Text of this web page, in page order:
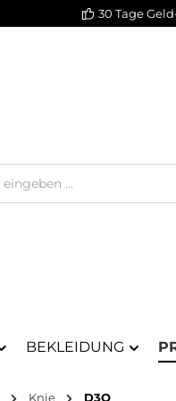
30 Tage
BEKLEIDUNG
Knie D3O